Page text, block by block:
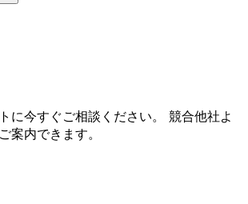
に今すぐご相談ください。 競合他社よ
案内できます。